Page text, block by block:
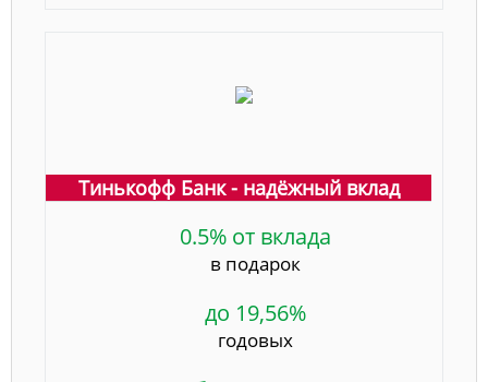
Тинькофф Банк - надёжный вклад
0.5% от вклада
в подарок
до 19,56%
годовых